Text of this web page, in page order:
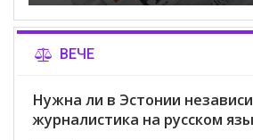
ВЕЧЕ
Нужна ли в Эстонии
журналистика на русском